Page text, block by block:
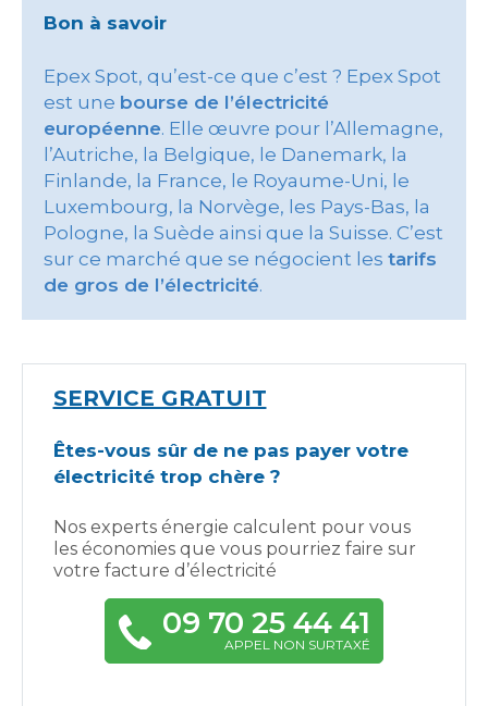
Bon à savoir
Epex Spot, qu’est-ce que c’est ? Epex Spot
est une bourse de l’électricité
européenne. Elle œuvre pour l’Allemagne,
l’Autriche, la Belgique, le Danemark, la
Finlande, la France, le Royaume-Uni, le
Luxembourg, la Norvège, les Pays-Bas, la
Pologne, la Suède ainsi que la Suisse. C’est
sur ce marché que se négocient les tarifs
de gros de l’électricité.
SERVICE GRATUIT
Êtes-vous sûr de ne pas payer votre
électricité trop chère ?
Nos experts énergie calculent pour vous
les économies que vous pourriez faire sur
votre facture d’électricité
09 70 25 44 41
APPEL NON SURTAXÉ